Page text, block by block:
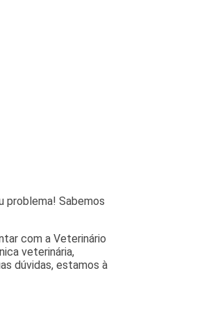
problema! Sabemos
com a Veterinário
veterinária,
dúvidas, estamos à